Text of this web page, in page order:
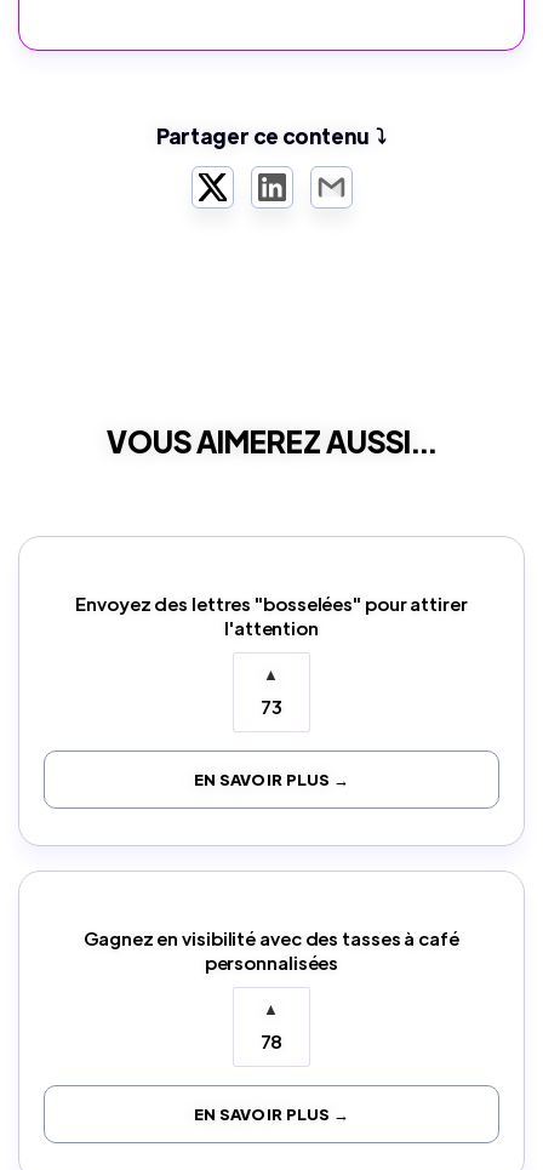
Partager ce contenu ⤵️
TwitterLinkedInEmail
VOUS AIMEREZ AUSSI...
Envoyez des lettres "bosselées" pour attirer
l'attention
▲
73
EN SAVOIR PLUS →
Gagnez en visibilité avec des tasses à café
personnalisées
▲
78
EN SAVOIR PLUS →